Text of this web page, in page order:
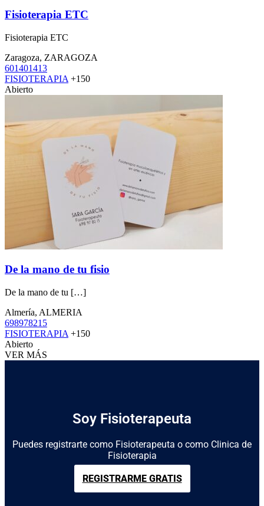
Fisioterapia ETC
Fisioterapia ETC
Zaragoza, ZARAGOZA
601401413
FISIOTERAPIA +150
Abierto
De la mano de tu fisio
De la mano de tu […]
Almería, ALMERIA
698978215
FISIOTERAPIA +150
Abierto
VER MÁS
Soy Fisioterapeuta
Puedes registrarte como Fisioterapeuta o como Clinica de
Fisioterapia
REGISTRARME GRATIS